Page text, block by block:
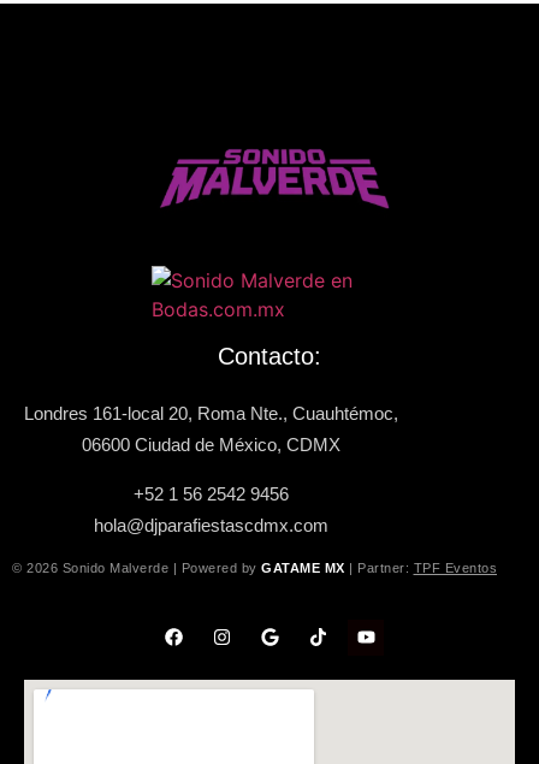
Contacto:
Londres 161-local 20, Roma Nte., Cuauhtémoc,
06600 Ciudad de México, CDMX
+52 1 56 2542 9456
hola@djparafiestascdmx.com
© 2026 Sonido Malverde | Powered by GATAME MX | Partner: TPF Eventos